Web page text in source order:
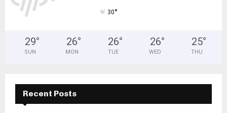
30°
29°
SUN
26°
MON
26°
TUE
26°
WED
25°
THU
Recent Posts